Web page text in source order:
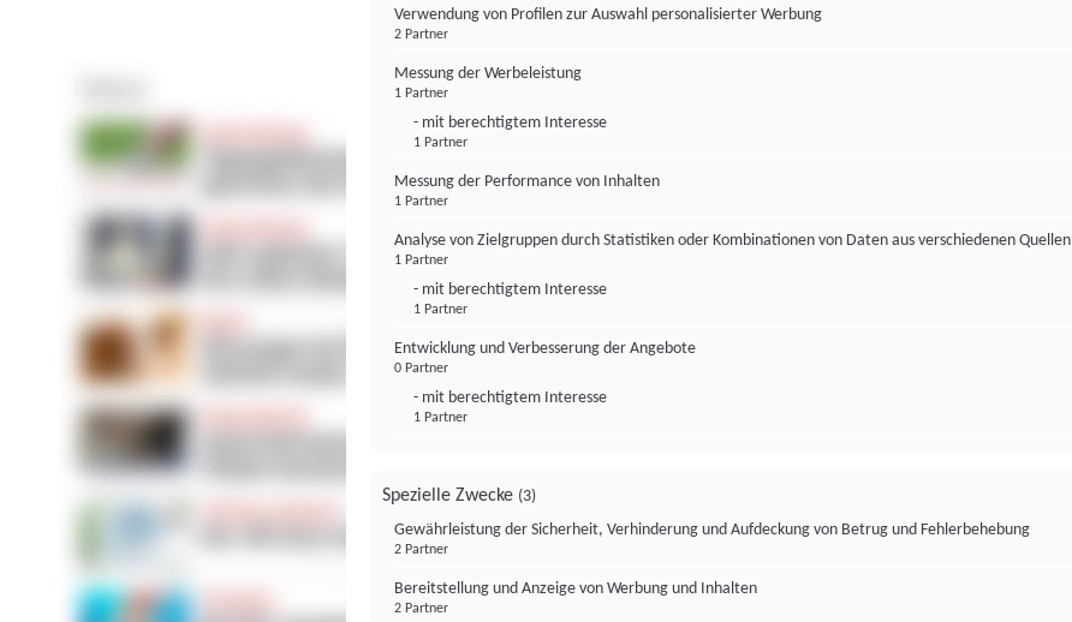
Verwendung von Profilen zur Auswahl personalisierter Werbung
2 Partner
Messung der Werbeleistung
1 Partner
- mit berechtigtem Interesse
1 Partner
Messung der Performance von Inhalten
1 Partner
Analyse von Zielgruppen durch Statistiken oder Kombinationen von Daten aus verschiedenen Quellen
1 Partner
- mit berechtigtem Interesse
1 Partner
Entwicklung und Verbesserung der Angebote
0 Partner
- mit berechtigtem Interesse
1 Partner
Spezielle Zwecke (3)
Gewährleistung der Sicherheit, Verhinderung und Aufdeckung von Betrug und Fehlerbehebung
2 Partner
Bereitstellung und Anzeige von Werbung und Inhalten
2 Partner